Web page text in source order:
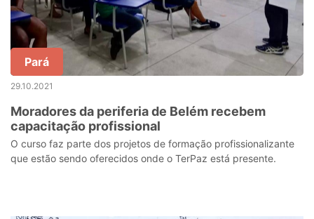
Pará
29.10.2021
Moradores da periferia de Belém recebem
capacitação profissional
O curso faz parte dos projetos de formação profissionalizante
que estão sendo oferecidos onde o TerPaz está presente.